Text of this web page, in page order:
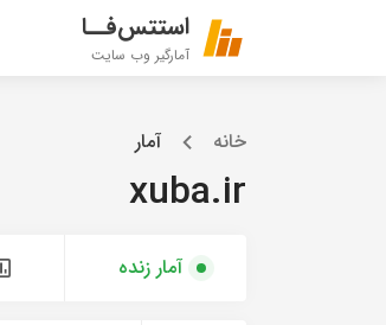
استتس‌فــا
آمارگیر وب سایت
خانه آمار
xuba.ir
آمار زنده